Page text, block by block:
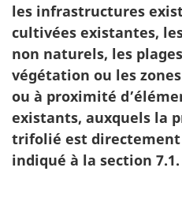
les infrastructures
cultivées existantes,
non naturels, les
végétation ou les
ou à proximité
existants, auxquels la
trifolié est directement
indiqué à la section 7.1.